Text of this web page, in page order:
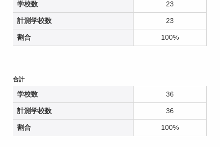
学校数 23
計測学校数 23
割合 100%
合計
学校数 36
計測学校数 36
割合 100%